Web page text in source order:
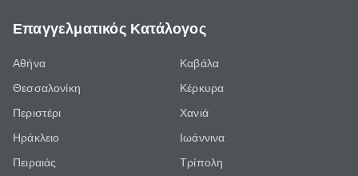
Επαγγελματικός Κατάλογος
Αθήνα
Θεσσαλονίκη
Περιστέρι
Ηράκλειο
Πειραιάς
Καβάλα
Κέρκυρα
Χανιά
Ιωάννινα
Τρίπολη